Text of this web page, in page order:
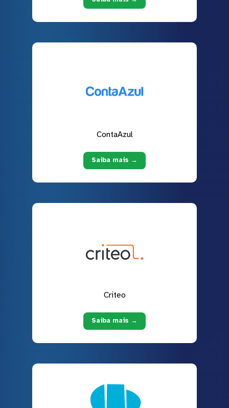
ContaAzul
Saiba mais →
Criteo
Saiba mais →